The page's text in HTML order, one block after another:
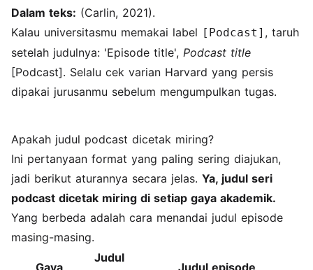
Dalam teks: (Carlin, 2021).
Kalau universitasmu memakai label [Podcast] , taruh
setelah judulnya: 'Episode title', Podcast title
[Podcast]. Selalu cek varian Harvard yang persis
dipakai jurusanmu sebelum mengumpulkan tugas.
Apakah judul podcast dicetak miring?
Ini pertanyaan format yang paling sering diajukan,
jadi berikut aturannya secara jelas. Ya, judul seri
podcast dicetak miring di setiap gaya akademik.
Yang berbeda adalah cara menandai judul episode
masing-masing.
Gaya
Judul
Judul episode